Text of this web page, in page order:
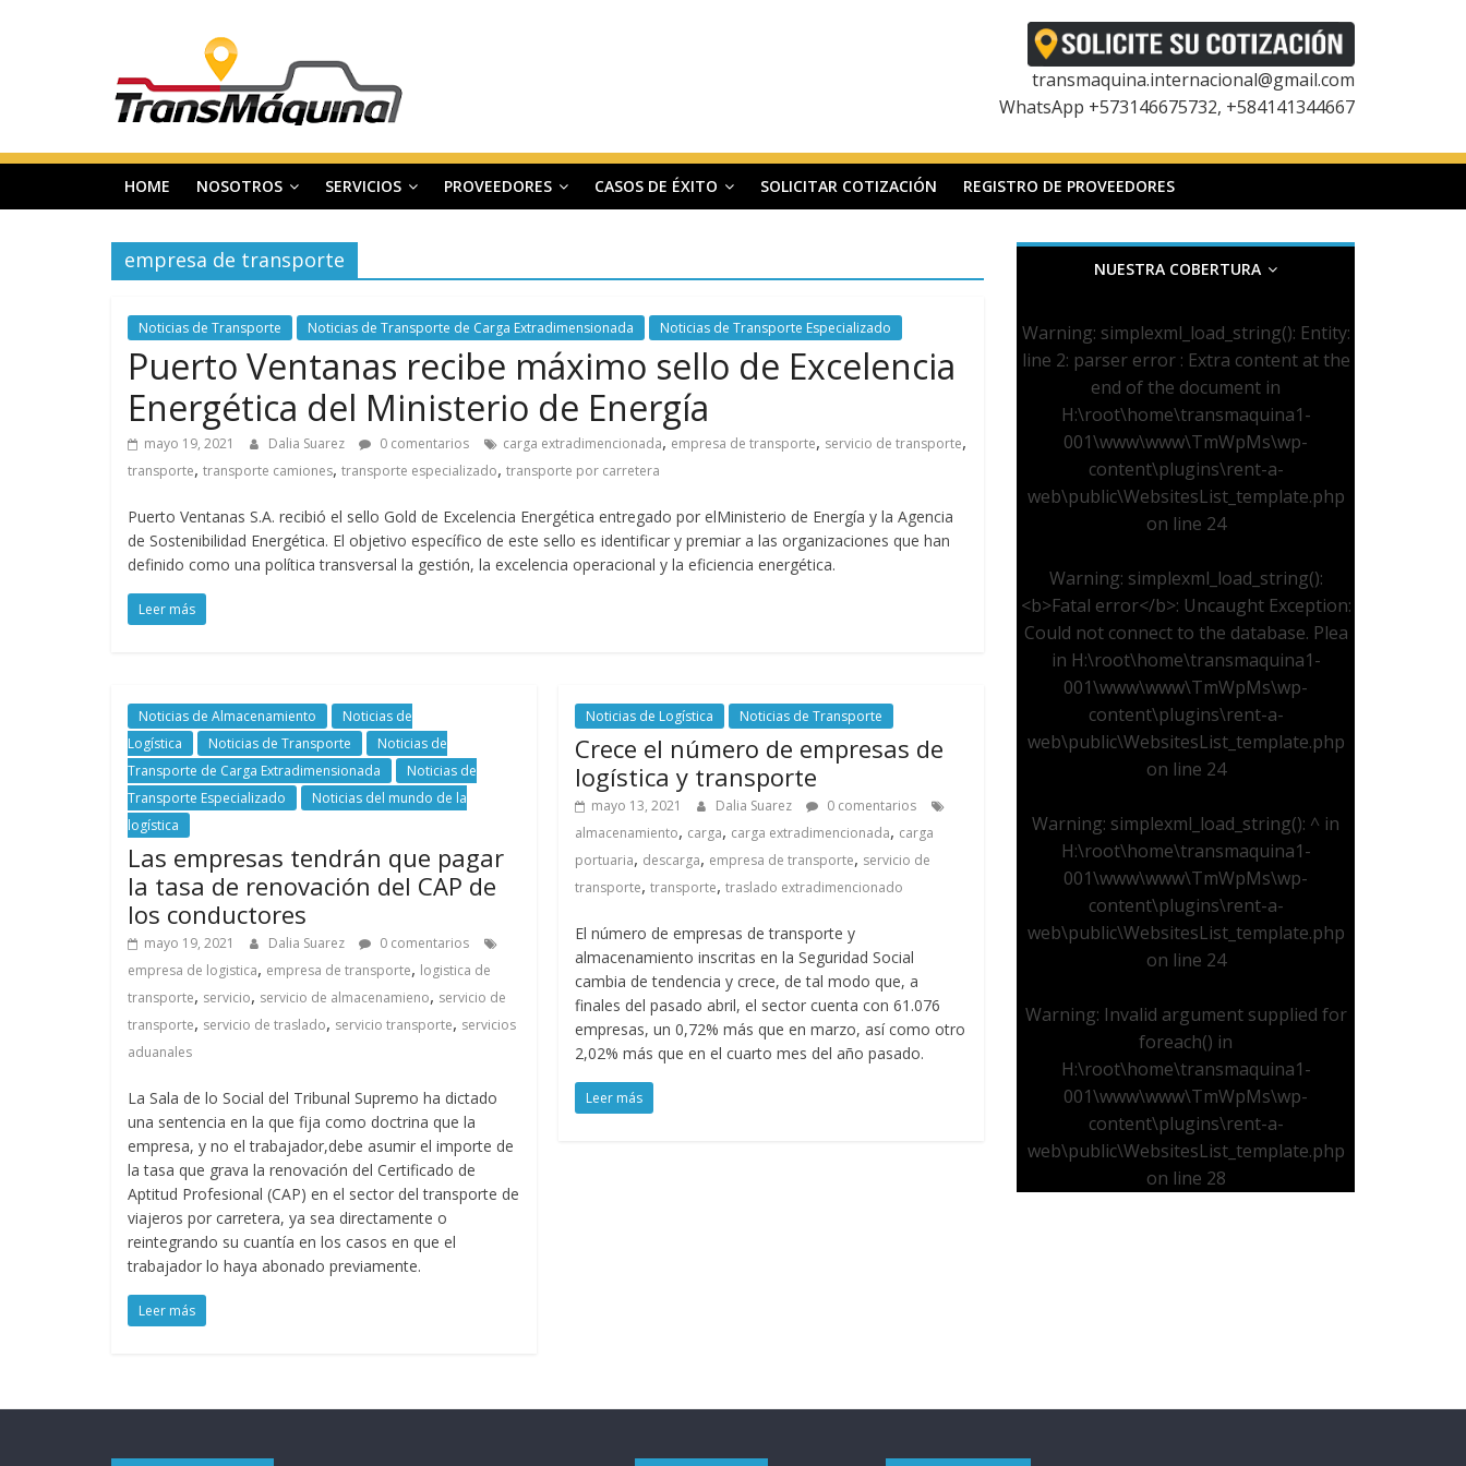
r
a
n
s
m
a
q
u
a
–
T
r
a
n
s
p
o
r
t
d
transmaquina.internacional@gmail.com
WhatsApp +573146675732, +584141344667
HOME NOSOTROS SERVICIOS PROVEEDORES CASOS DE ÉXITO SOLICITAR COTIZACIÓN REGISTRO DE PROVEEDORES
empresa de transporte
Noticias de Transporte Noticias de Transporte de Carga Extradimensionada Noticias de Transporte Especializado
Puerto Ventanas recibe máximo sello de Excelencia
Energética del Ministerio de Energía
mayo 19, 2021 Dalia Suarez 0 comentarios carga extradimencionada, empresa de transporte, servicio de transporte,
transporte, transporte camiones, transporte especializado, transporte por carretera
Puerto Ventanas S.A. recibió el sello Gold de Excelencia Energética entregado por elMinisterio de Energía y la Agencia
de Sostenibilidad Energética. El objetivo específico de este sello es identificar y premiar a las organizaciones que han
definido como una política transversal la gestión, la excelencia operacional y la eficiencia energética.
Leer más
Noticias de Almacenamiento
Noticias de
Logística
Noticias de Transporte
Noticias de
Transporte de Carga Extradimensionada
Noticias de
Transporte Especializado
Noticias del mundo de la
logística
Las empresas tendrán que pagar
la tasa de renovación del CAP de
los conductores
mayo 19, 2021 Dalia Suarez
0 comentarios
empresa de logistica, empresa de transporte, logistica de
transporte, servicio, servicio de almacenamieno, servicio de
transporte, servicio de traslado, servicio transporte, servicios
aduanales
La Sala de lo Social del Tribunal Supremo ha dictado
una sentencia en la que fija como doctrina que la
empresa, y no el trabajador,debe asumir el importe de
la tasa que grava la renovación del Certificado de
Aptitud Profesional (CAP) en el sector del transporte de
viajeros por carretera, ya sea directamente o
reintegrando su cuantía en los casos en que el
trabajador lo haya abonado previamente.
Leer más
Noticias de Logística Noticias de Transporte
Crece el número de empresas de
logística y transporte
mayo 13, 2021 Dalia Suarez
0 comentarios
almacenamiento, carga, carga extradimencionada, carga
portuaria, descarga, empresa de transporte, servicio de
transporte,transporte,traslado extradimencionado
El número de empresas de transporte y
almacenamiento inscritas en la Seguridad Social
cambia de tendencia y crece, de tal modo que, a
finales del pasado abril, el sector cuenta con 61.076
empresas, un 0,72% más que en marzo, así como otro
2,02% más que en el cuarto mes del año pasado.
Leer más
NUESTRA COBERTURA
Warning: simplexml_load_string(): Entity:
line 2: parser error : Extra content at the
end of the document in
H:\root\home\transmaquina1-
001\www\www\TmWpMs\wp-
content\plugins\rent-a-
web\public\WebsitesList_template.php
on line 24
Warning: simplexml_load_string():
<b>Fatal error</b>: Uncaught Exception:
Could not connect to the database. Plea
in H:\root\home\transmaquina1-
001\www\www\TmWpMs\wp-
content\plugins\rent-a-
web\public\WebsitesList_template.php
on line 24
Warning: simplexml_load_string(): ^ in
H:\root\home\transmaquina1-
001\www\www\TmWpMs\wp-
content\plugins\rent-a-
web\public\WebsitesList_template.php
on line 24
Warning: Invalid argument supplied for
foreach() in
H:\root\home\transmaquina1-
001\www\www\TmWpMs\wp-
content\plugins\rent-a-
web\public\WebsitesList_template.php
on line 28